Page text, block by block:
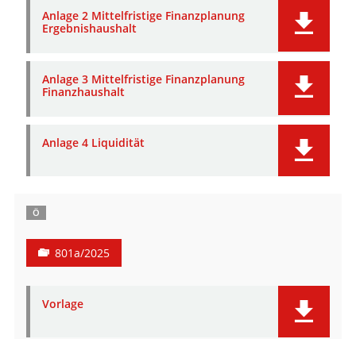
Anlage 2 Mittelfristige Finanzplanung
Ergebnishaushalt
Anlage 3 Mittelfristige Finanzplanung
Finanzhaushalt
Anlage 4 Liquidität
Ö
801a/2025
Vorlage